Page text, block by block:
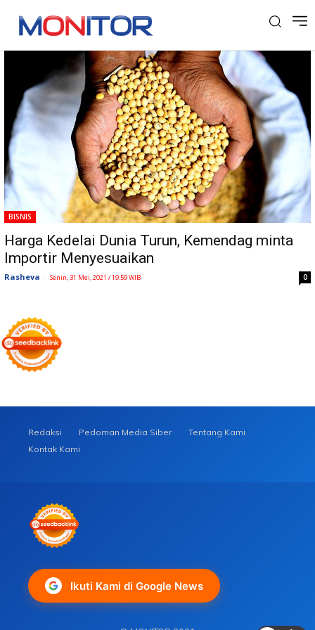
Tag: impor kedelai
BISNIS
Harga Kedelai Dunia Turun, Kemendag minta
Importir Menyesuaikan
Rasheva - Senin, 31 Mei, 2021 / 19:59 WIB 0
Redaksi Pedoman Media Siber
Tentang Kami
Kontak Kami
Ikuti Kami di Google News